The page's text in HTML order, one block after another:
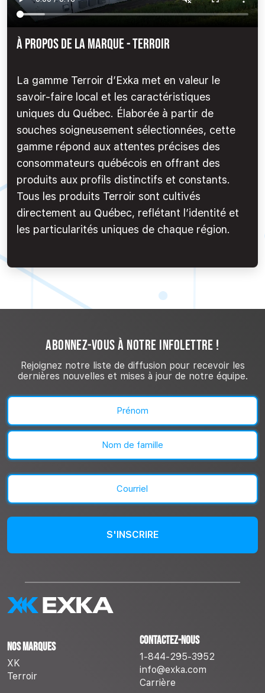
À PROPOS DE LA MARQUE - Terroir
La gamme Terroir d’Exka met en valeur le
savoir-faire local et les caractéristiques
uniques du Québec. Élaborée à partir de
souches soigneusement sélectionnées, cette
gamme répond aux attentes précises des
consommateurs québécois en offrant des
produits aux profils distinctifs et constants.
Tous les produits Terroir sont cultivés
directement au Québec, reflétant l’identité et
les particularités uniques de chaque région.
ABONNEZ-VOUS À NOTRE INFOLETTRE !
Rejoignez notre liste de diffusion pour recevoir les
dernières nouvelles et mises à jour de notre équipe.
Nom
(Nécessaire)
Prénom
Courriel
(Nécessaire)
Nos marques
XK
Terroir
Contactez-nous
1-844-295-3952
info@exka.com
Carrière